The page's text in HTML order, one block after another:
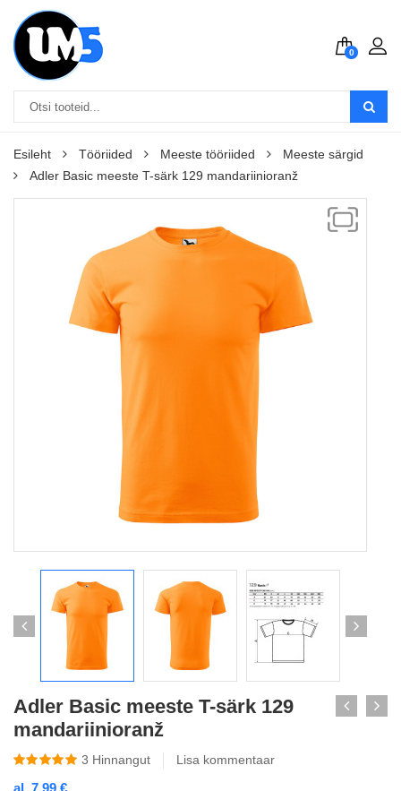
0
Esileht Tööriided Meeste tööriided
Meeste särgid
Adler Basic meeste T-särk 129 mandariinioranž
Adler Basic meeste T-särk 129
mandariinioranž
3 Hinnangut Lisa kommentaar
al. 7,99 €